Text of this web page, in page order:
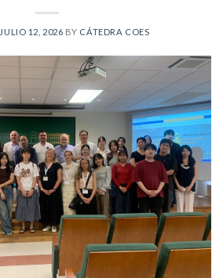
JULIO 12, 2026 BY CÁTEDRA COES